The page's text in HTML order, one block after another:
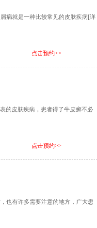
病就是一种比较常见的皮肤疾病[详
点击预约>>
的皮肤疾病，患者得了牛皮癣不必
点击预约>>
也有许多需要注意的地方，广大患